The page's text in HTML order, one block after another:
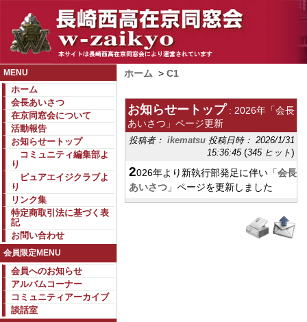
MENU
ホーム
会長あいさつ
在京同窓会について
活動報告
お知らせートップ
コミュニティ編集部よ
り
ピュアエイジクラブよ
り
リンク集
特定商取引法に基づく表
記
お問い合わせ
会員限定MENU
会員へのお知らせ
アルバムコーナー
コミュニティアーカイブ
談話室
ホーム > C1
お知らせートップ : 2026年「会長
あいさつ」ページ更新
投稿者： ikematsu 投稿日時： 2026/1/31
15:36:45(345 ヒット)
2026年より新執行部発足に伴い「会長
あいさつ 」ページを更新しました